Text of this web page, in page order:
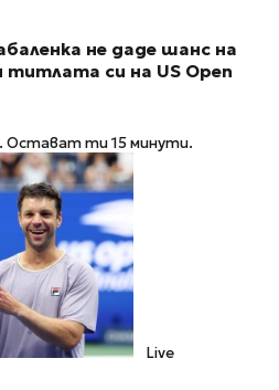
не даде шанс на
си на US Open
Остават ти 15 минути.
Live